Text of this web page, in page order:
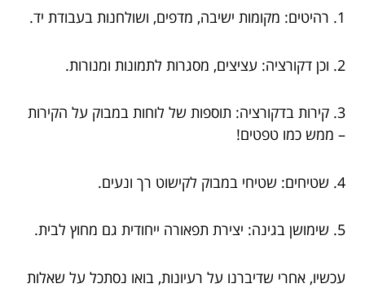
1. רהיטים: מקומות ישיבה, מדפים, ושולחנות בעבודת יד.
2. וכן דקורציה: עציצים, מסגרות לתמונות ומנורות.
3. קירות בדקורציה: תוספות של לוחות במבוק על הקירות
– ממש כמו טפטים!
4. שטיחים: שטיחי במבוק לקישוט רך ונעים.
5. שימושן בגינה: יצירת תפאורה ייחודית גם מחוץ לבית.
עכשיו, אחרי שדיברנו על רעיונות, בואו נסתכל על שאלות